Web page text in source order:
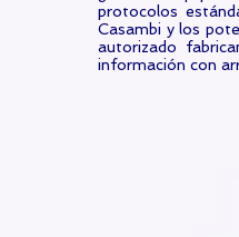
protocolos
Casambi y los
autorizado
información con